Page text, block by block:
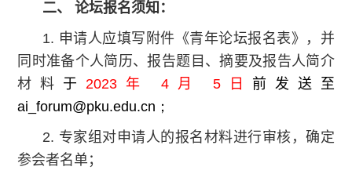
二、 论坛报名须知：
1. 申请人应填写附件《青年论坛报名表》，并
同时准备个人简历、报告题目、摘要及报告人简介
材料 于 2023年 4月 5日 前发送至
ai_forum@pku.edu.cn；
2. 专家组对申请人的报名材料进行审核，确定
参会者名单；